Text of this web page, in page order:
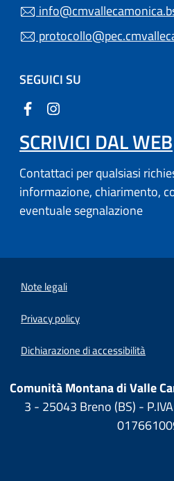
SEGUICI SU
SCRIVICI DAL WEB
Contattaci per qualsiasi
informazione, chiarimento,
eventuale segnalazione
Note legali
Privacy policy
Dichiarazione di accessibilità
Comunità Montana di Valle
3 - 25043 Breno (BS) -